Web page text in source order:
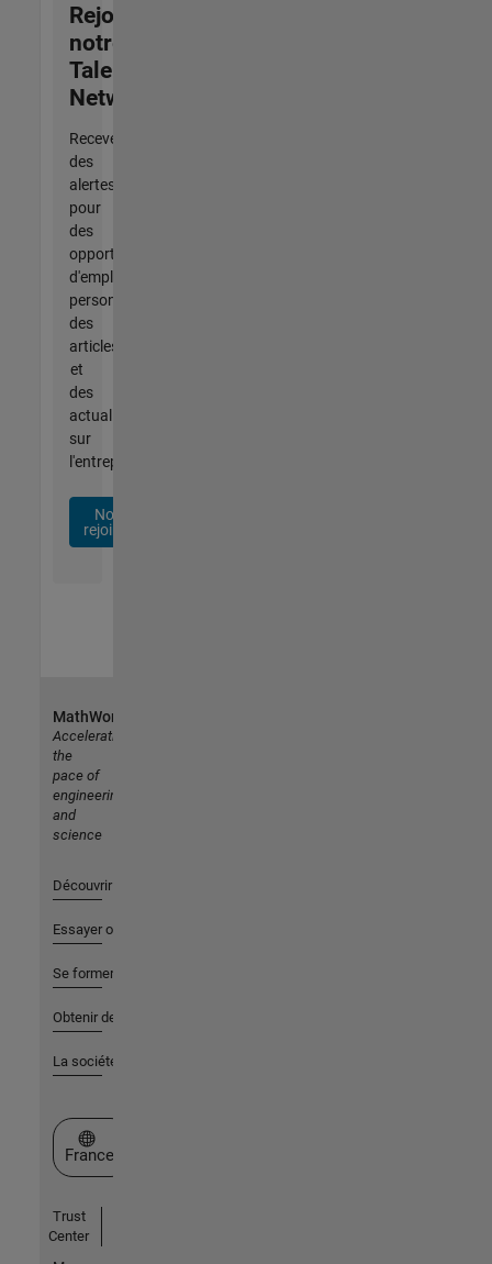
Rejoignez
notre
Talent
Network
Recevez
des
alertes
pour
des
opportunités
d'emploi
personnalisées,
des
articles
et
des
actualités
sur
l'entreprise.
Nous
rejoindre
MathWorks
Accelerating
the
pace of
engineering
and
science
Découvrir les produits
Essayer ou acheter
Se former
Obtenir de l'aide
La société
Sélectionner un site web
France
Trust
Center